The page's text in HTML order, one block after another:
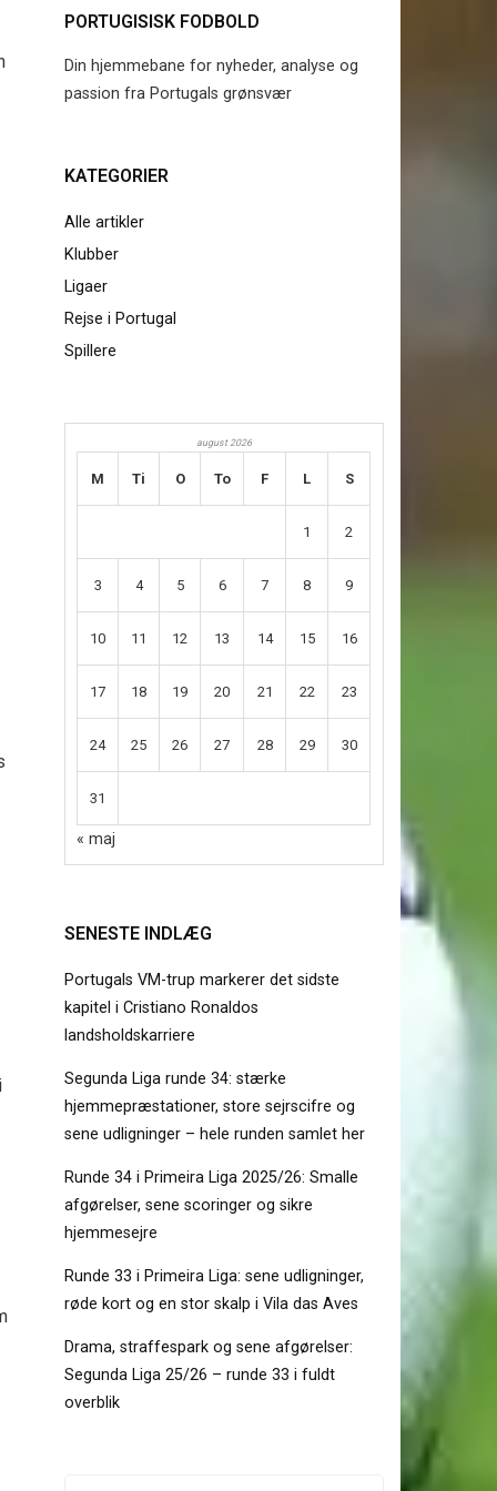
PORTUGISISK FODBOLD
Din hjemmebane for nyheder, analyse og
passion fra Portugals grønsvær
KATEGORIER
Alle artikler
Klubber
Ligaer
Rejse i Portugal
Spillere
august 2026
M Ti O To F L S
1 2
3 4 5 6 7 8 9
10 11 12 13 14 15 16
17 18 19 20 21 22 23
24 25 26 27 28 29 30
31
« maj
SENESTE INDLÆG
Portugals VM-trup markerer det sidste
kapitel i Cristiano Ronaldos
landsholdskarriere
Segunda Liga runde 34: stærke
hjemmepræstationer, store sejrscifre og
sene udligninger – hele runden samlet her
Runde 34 i Primeira Liga 2025/26: Smalle
afgørelser, sene scoringer og sikre
hjemmesejre
Runde 33 i Primeira Liga: sene udligninger,
røde kort og en stor skalp i Vila das Aves
Drama, straffespark og sene afgørelser:
Segunda Liga 25/26 – runde 33 i fuldt
overblik